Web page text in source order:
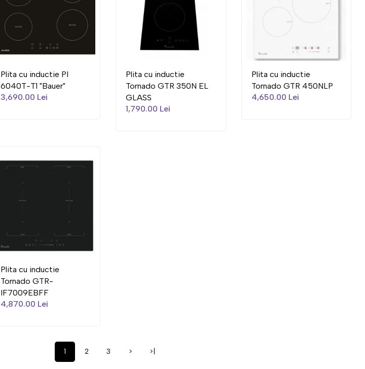
Plita cu inductie PI
6040T-T1 "Bauer"
3,690.00 Lei
Plita cu inductie
Tornado GTR 350N EL
GLASS
1,790.00 Lei
Plita cu inductie
Tornado GTR 450NLP
4,650.00 Lei
Plita cu inductie
Tornado GTR-
IF7009EBFF
4,870.00 Lei
1 2 3 > >|